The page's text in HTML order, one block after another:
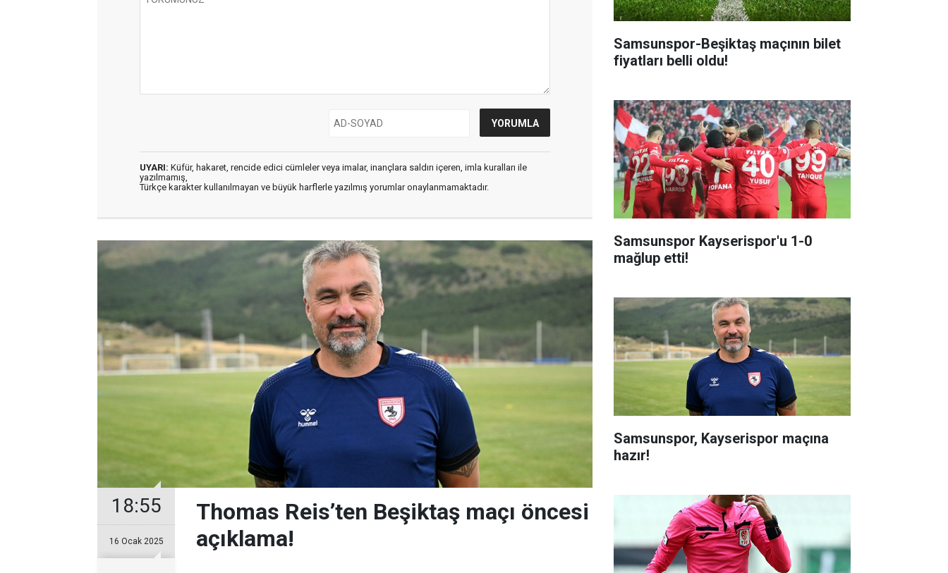
UYARI: Küfür, hakaret, rencide edici cümleler veya imalar, inançlara saldırı içeren, imla kuralları ile
yazılmamış,
Türkçe karakter kullanılmayan ve büyük harflerle yazılmış yorumlar onaylanmamaktadır.
18:55
16 Ocak 2025
Thomas Reis’ten Beşiktaş maçı öncesi
açıklama!
Samsunspor-Beşiktaş maçının bilet
fiyatları belli oldu!
Samsunspor Kayserispor'u 1-0
mağlup etti!
Samsunspor, Kayserispor maçına
hazır!